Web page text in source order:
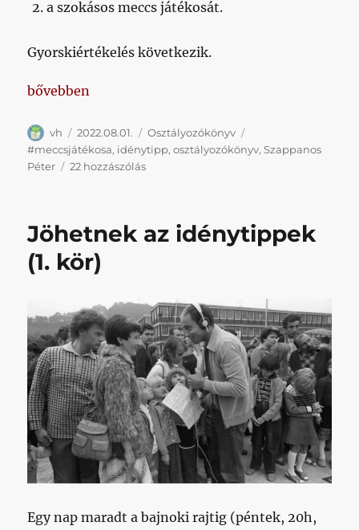
a szokásos meccs játékosát.
Gyorskiértékelés következik.
„Idénytipp, meccs játékosa”
bővebben
Szerző
vh Közzétéve
2022.08.01. Kategória
Osztályozókönyv
#meccsjátékosa, idénytipp,osztályozókönyv,Szappanos
Péter
22 hozzászólásIdénytipp,
bejegyzéshez
Jöhetnek az idénytippek
(1. kör)
Egy nap maradt a bajnoki rajtig (péntek, 20h,